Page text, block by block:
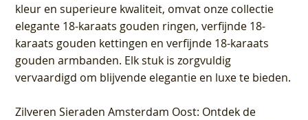
kleur en superieure kwaliteit, omvat onze collectie
elegante 18-karaats gouden ringen, verfijnde 18-
karaats gouden kettingen en verfijnde 18-karaats
gouden armbanden. Elk stuk is zorgvuldig
vervaardigd om blijvende elegantie en luxe te bieden.
Zilveren Sieraden Amsterdam Oost: Ontdek de